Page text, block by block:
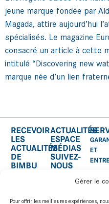
Gérer le
Pour offrir les meilleures expériences,
jeune marque fondée par
Magada, attire aujourd’hui
spécialisés. Le magazine
consacré un article à cette
intitulé “Discovering new
marque née d’un lien
ET
ACTUALITÉS
ESPACE
MÉDIAS
SUIVEZ-
NOUS
RECEVOIR
LES
ACTUALITÉS
DE
BIMBU